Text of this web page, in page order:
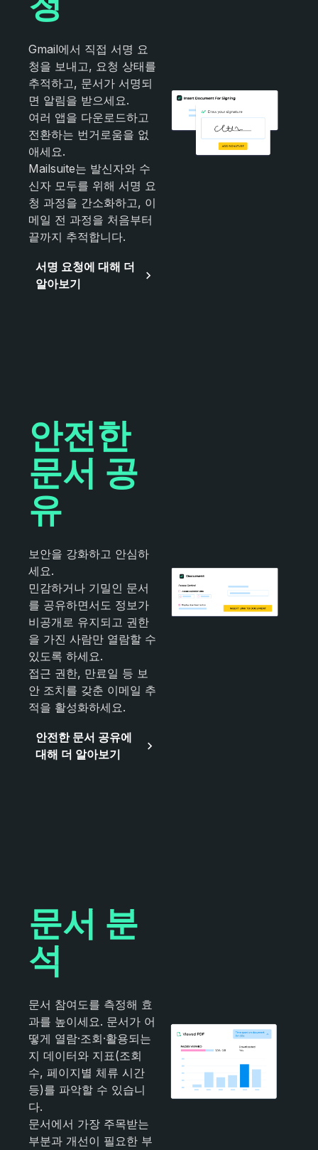
Gmail에서 직접 서명 요
청을 보내고, 요청 상태를
추적하고, 문서가 서명되
면 알림을 받으세요.
여러 앱을 다운로드하고
전환하는 번거로움을 없
애세요.
Mailsuite는 발신자와 수
신자 모두를 위해 서명 요
청 과정을 간소화하고, 이
메일 전 과정을 처음부터
끝까지 추적합니다.
서명 요청에 대해 더
알아보기
안전한
문서 공
유
보안을 강화하고 안심하
세요.
민감하거나 기밀인 문서
를 공유하면서도 정보가
비공개로 유지되고 권한
을 가진 사람만 열람할 수
있도록 하세요.
접근 권한, 만료일 등 보
안 조치를 갖춘 이메일 추
적을 활성화하세요.
안전한 문서 공유에
대해 더 알아보기
문서 분
석
문서 참여도를 측정해 효
과를 높이세요. 문서가 어
떻게 열람·조회·활용되는
지 데이터와 지표(조회
수, 페이지별 체류 시간
등)를 파악할 수 있습니
다.
문서에서 가장 주목받는
부분과 개선이 필요한 부